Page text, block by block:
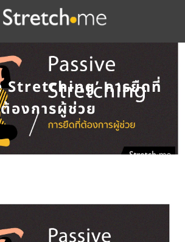
Stretching’ การยืดที่
ต้องการผู้ช่วย